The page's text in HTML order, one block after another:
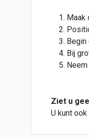
Maak
Begin
Bij
Ziet u
U kunt